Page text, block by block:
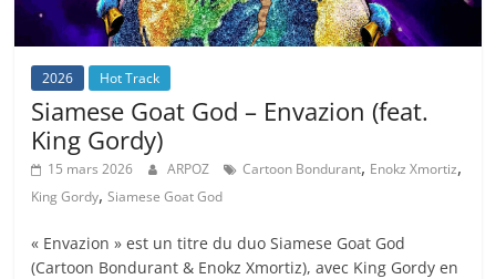
2026 Hot Track
Siamese Goat God – Envazion (feat.
King Gordy)
15 mars 2026 ARPOZ Cartoon Bondurant, Enokz Xmortiz,
King Gordy,Siamese Goat God
« Envazion » est un titre du duo Siamese Goat God
(Cartoon Bondurant & Enokz Xmortiz), avec King Gordy en